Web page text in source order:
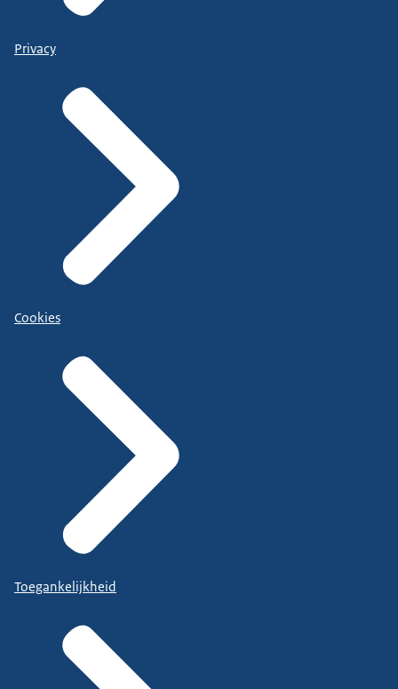
Privacy
Cookies
Toegankelijkheid